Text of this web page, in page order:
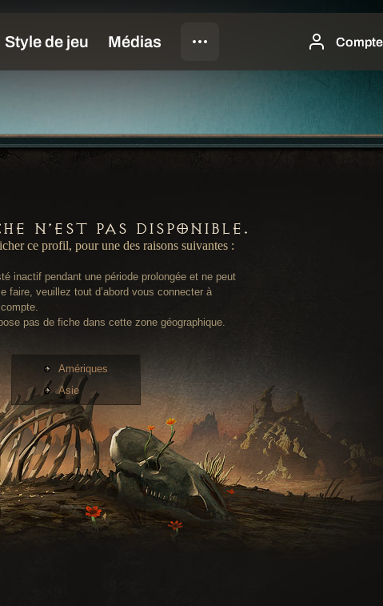
n’est pas disponible.
ce profil, pour une des raisons suivantes :
inactif pendant une période prolongée et ne peut
faire, veuillez tout d’abord vous connecter à
pas de fiche dans cette zone géographique.
Amériques
Asie